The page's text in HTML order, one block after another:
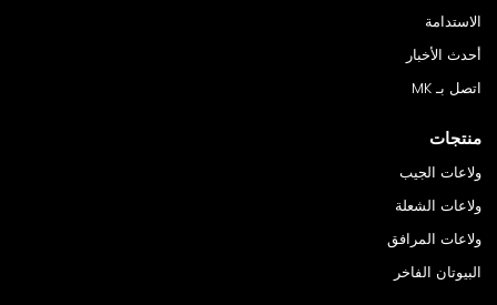
الاستدامة
أحدث الأخبار
اتصل بـ MK
منتجات
ولاعات الجيب
ولاعات الشعلة
ولاعات المرافق
البيوتان الفاخر